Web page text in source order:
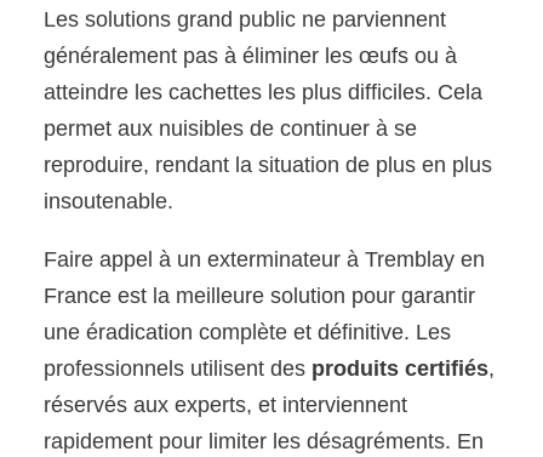
Les solutions grand public ne parviennent
généralement pas à éliminer les œufs ou à
atteindre les cachettes les plus difficiles. Cela
permet aux nuisibles de continuer à se
reproduire, rendant la situation de plus en plus
insoutenable.
Faire appel à un exterminateur à Tremblay en
France est la meilleure solution pour garantir
une éradication complète et définitive. Les
professionnels utilisent des produits certifiés,
réservés aux experts, et interviennent
rapidement pour limiter les désagréments. En